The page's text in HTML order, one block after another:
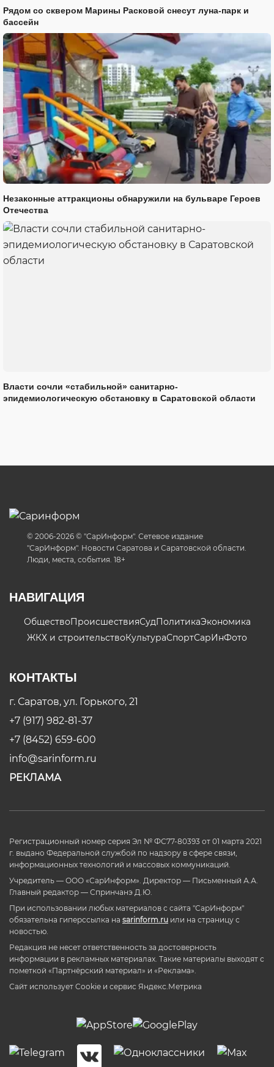
Рядом со сквером Марины Расковой снесут луна-парк и
бассейн
Незаконные аттракционы обнаружили на бульваре Героев
Отечества
Власти сочли «стабильной» санитарно-
эпидемиологическую обстановку в Саратовской области
© 2006-2026 © "СарИнформ". Сетевое издание
"СарИнформ". Новости Саратова и Саратовской области.
Люди, места, события. 18+
НАВИГАЦИЯ
ОбществоПроисшествияСудПолитикаЭкономика
ЖКХ и строительствоКультураСпортСарИнФото
КОНТАКТЫ
г. Саратов, ул. Горького, 21
+7 (917) 982-81-37
+7 (8452) 659-600
info@sarinform.ru
РЕКЛАМА
Регистрационный номер серия Эл № ФС77-80393 от 01 марта 2021
г. выдано Федеральной службой по надзору в сфере связи,
информационных технологий и массовых коммуникаций.
Учредитель — ООО «СарИнформ». Директор — Письменный А.А.
Главный редактор — Спринчанэ Д.Ю.
При использовании любых материалов с сайта "СарИнформ"
обязательна гиперссылка на sarinform.ru или на страницу с
новостью.
Редакция не несет ответственность за достоверность
информации в рекламных материалах. Такие материалы выходят с
пометкой «Партнёрский материал» и «Реклама».
Сайт использует Cookie и сервиc Яндекс.Метрика